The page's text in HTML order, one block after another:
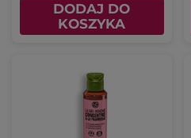
DODAJ DO
KOSZYKA